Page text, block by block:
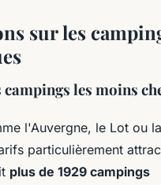
sur les
les moins
l'Auvergne, le Lot ou
particulièrement
plus de 1929 campings